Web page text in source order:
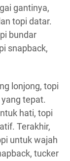
gantinya,
topi datar.
bundar
snapback,
lonjong, topi
tepat.
hati, topi
Terakhir,
untuk wajah
tucker